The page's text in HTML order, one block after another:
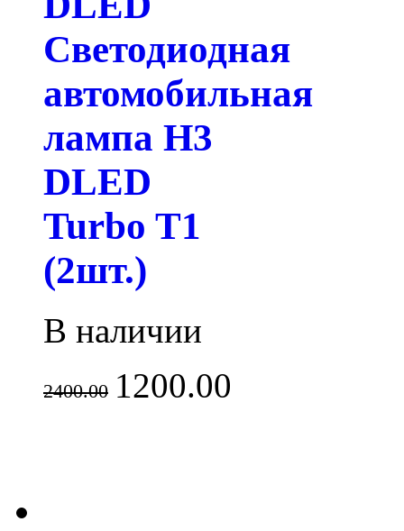
Светодиодная
автомобильная
лампа H3
DLED
Turbo T1
(2шт.)
В наличии
2400.00 1200.00